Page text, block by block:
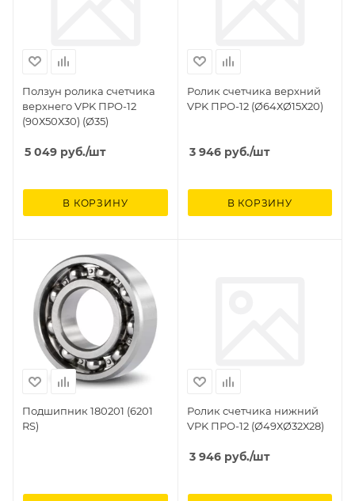
Ползун ролика счетчика
верхнего VPK ПРО-12
(90Х50Х30) (Ø35)
5 049 руб./шт
В КОРЗИНУ
Ролик счетчика верхний
VPK ПРО-12 (Ø64ХØ15Х20)
3 946руб./шт
В КОРЗИНУ
Подшипник 180201 (6201
RS)
Ролик счетчика нижний
VPK ПРО-12 (Ø49ХØ32Х28)
3 946руб./шт